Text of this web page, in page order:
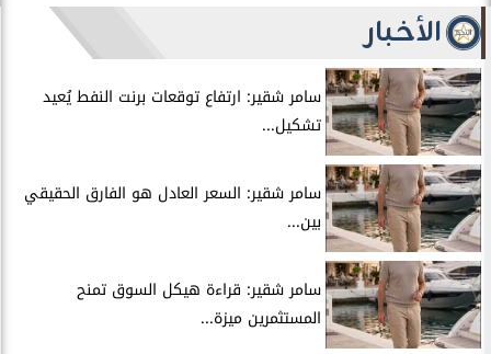
الأخبار
سامر شقير: ارتفاع توقعات برنت النفط يُعيد
تشكيل...
سامر شقير: السعر العادل هو الفارق الحقيقي
بين...
سامر شقير: قراءة هيكل السوق تمنح
المستثمرين ميزة...